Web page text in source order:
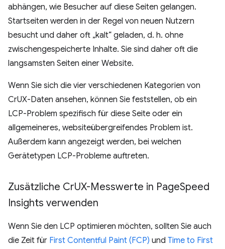
abhängen, wie Besucher auf diese Seiten gelangen.
Startseiten werden in der Regel von neuen Nutzern
besucht und daher oft „kalt“ geladen, d. h. ohne
zwischengespeicherte Inhalte. Sie sind daher oft die
langsamsten Seiten einer Website.
Wenn Sie sich die vier verschiedenen Kategorien von
CrUX-Daten ansehen, können Sie feststellen, ob ein
LCP-Problem spezifisch für diese Seite oder ein
allgemeineres, websiteübergreifendes Problem ist.
Außerdem kann angezeigt werden, bei welchen
Gerätetypen LCP-Probleme auftreten.
Zusätzliche CrUX-Messwerte in PageSpeed
Insights verwenden
Wenn Sie den LCP optimieren möchten, sollten Sie auch
die Zeit für First Contentful Paint (FCP) und Time to First